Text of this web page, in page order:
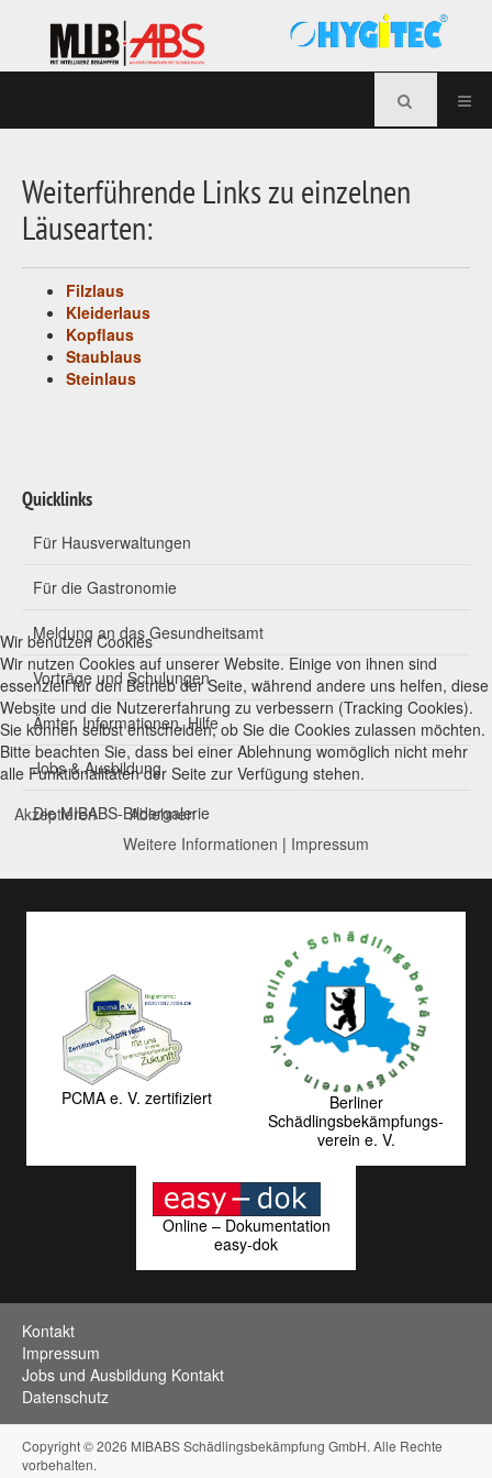
Weiterführende Links zu einzelnen
Läusearten:
Filzlaus
Kleiderlaus
Kopflaus
Staublaus
Steinlaus
Quicklinks
Für Hausverwaltungen
Für die Gastronomie
Meldung an das Gesundheitsamt
Vorträge und Schulungen
Ämter, Informationen, Hilfe
Jobs & Ausbildung
Die MIBABS-Bildergalerie
PCMA e. V. zertifiziert
Berliner
Schädlingsbekämpfungs­
verein e. V.
Online – Dokumentation
easy-dok
Kontakt
Impressum
Jobs und Ausbildung Kontakt
Datenschutz
Copyright © 2026 MIBABS Schädlingsbekämpfung GmbH. Alle Rechte
vorbehalten.
Wir benutzen Cookies
Wir nutzen Cookies auf unserer Website. Einige von ihnen sind
essenziell für den Betrieb der Seite, während andere uns helfen, diese
Website und die Nutzererfahrung zu verbessern (Tracking Cookies).
Sie können selbst entscheiden, ob Sie die Cookies zulassen möchten.
Bitte beachten Sie, dass bei einer Ablehnung womöglich nicht mehr
alle Funktionalitäten der Seite zur Verfügung stehen.
Akzeptieren
Ablehnen
Weitere Informationen | Impressum